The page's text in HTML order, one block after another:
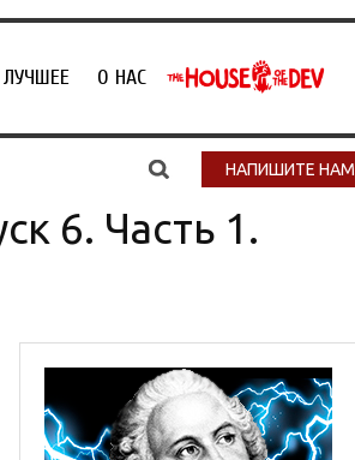
ЛУЧШЕЕ О НАС
НАПИШИТЕ НАМ
6. Часть 1.